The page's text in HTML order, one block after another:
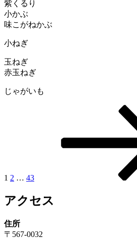
紫くるり
小かぶ
味こがねかぶ
小ねぎ
玉ねぎ
赤玉ねぎ
じゃがいも
ー
ジ
送
り
1 2 … 43
アクセス
住所
〒567-0032